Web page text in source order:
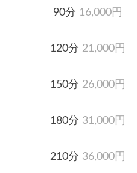
90分 16,000円
120分 21,000円
150分 26,000円
180分 31,000円
210分 36,000円